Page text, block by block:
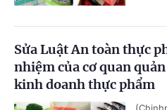
Sửa Luật An toàn thực
nhiệm của cơ quan
kinh doanh thực phẩm